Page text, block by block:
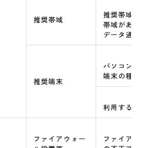
推奨帯域
推奨帯域
帯域があ
データ通
推奨端末
パソコン
端末の種
利用する
ファイアウォー
ファイア